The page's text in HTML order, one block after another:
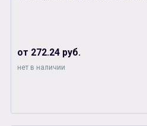
от 272.24 руб.
нет в наличии